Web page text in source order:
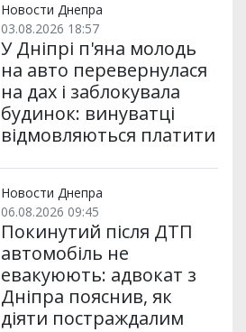
Новости Днепра
03.08.2026 18:57
У Дніпрі п'яна молодь
на авто перевернулася
на дах і заблокувала
будинок: винуватці
відмовляються платити
Новости Днепра
06.08.2026 09:45
Покинутий після ДТП
автомобіль не
евакуюють: адвокат з
Дніпра пояснив, як
діяти постраждалим